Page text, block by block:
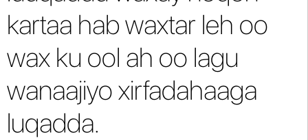
kartaa hab waxtar leh oo
wax ku ool ah oo lagu
wanaajiyo xirfadahaaga
luqadda.